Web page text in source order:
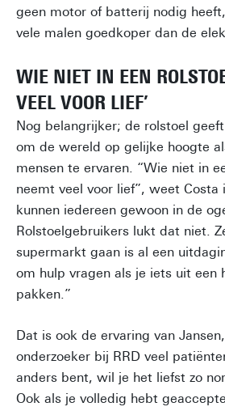
geen motor of batterij nodig
vele malen goedkoper dan de
WIE NIET IN EEN
VEEL VOOR LIEF’
Nog belangrijker; de rolstoel
om de wereld op gelijke hoogte
mensen te ervaren. “Wie niet in
neemt veel voor lief”, weet Costa
kunnen iedereen gewoon in de
Rolstoelgebruikers lukt dat niet.
supermarkt gaan is al een
om hulp vragen als je iets uit een
pakken.”
Dat is ook de ervaring van
onderzoeker bij RRD veel
anders bent, wil je het liefst zo
Ook als je volledig hebt